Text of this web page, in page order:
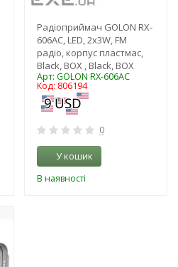
Радіоприймач GOLON RX-
606AC, LED, 2x3W, FM
радіо, корпус пластмас,
Black, BOX , Black, BOX
Арт: GOLON RX-606AC
Код: 806194
0
У кошик
В наявності